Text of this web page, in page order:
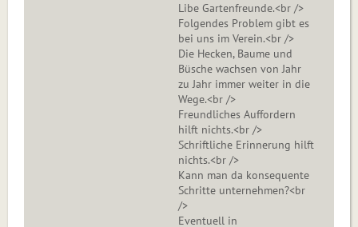
Libe Gartenfreunde.<br />
Folgendes Problem gibt es
bei uns im Verein.<br />
Die Hecken, Baume und
Büsche wachsen von Jahr
zu Jahr immer weiter in die
Wege.<br />
Freundliches Auffordern
hilft nichts.<br />
Schriftliche Erinnerung hilft
nichts.<br />
Kann man da konsequente
Schritte unternehmen?<br
/>
Eventuell in